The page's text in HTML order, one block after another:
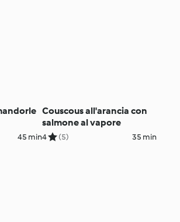
45 min
Couscous all'arancia con
salmone al vapore
4 (5) 35 min